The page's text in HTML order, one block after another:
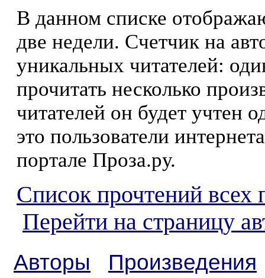
В данном списке
две недели. Счетчик на
уникальных читателей:
прочитать несколько
читателей он будет учтен
это пользователи
портале Проза.ру.
Список прочтений всех
Перейти на страницу
Авторы
Произведения